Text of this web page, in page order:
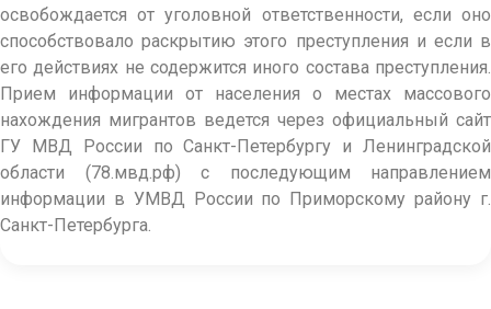
освобождается от уголовной ответственности, если оно
способствовало раскрытию этого преступления и если в
его действиях не содержится иного состава преступления.
Прием информации от населения о местах массового
нахождения мигрантов ведется через официальный сайт
ГУ МВД России по Санкт-Петербургу и Ленинградской
области (78.мвд.рф) с последующим направлением
информации в УМВД России по Приморскому району г.
Санкт-Петербурга.